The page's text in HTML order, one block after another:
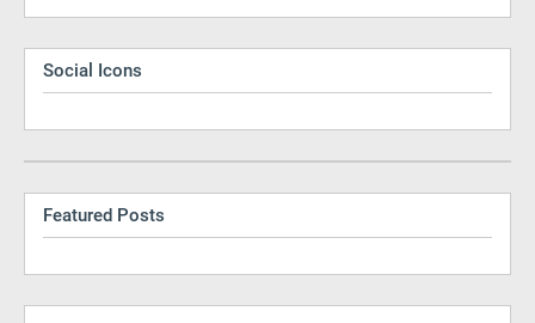
Social Icons
Featured Posts